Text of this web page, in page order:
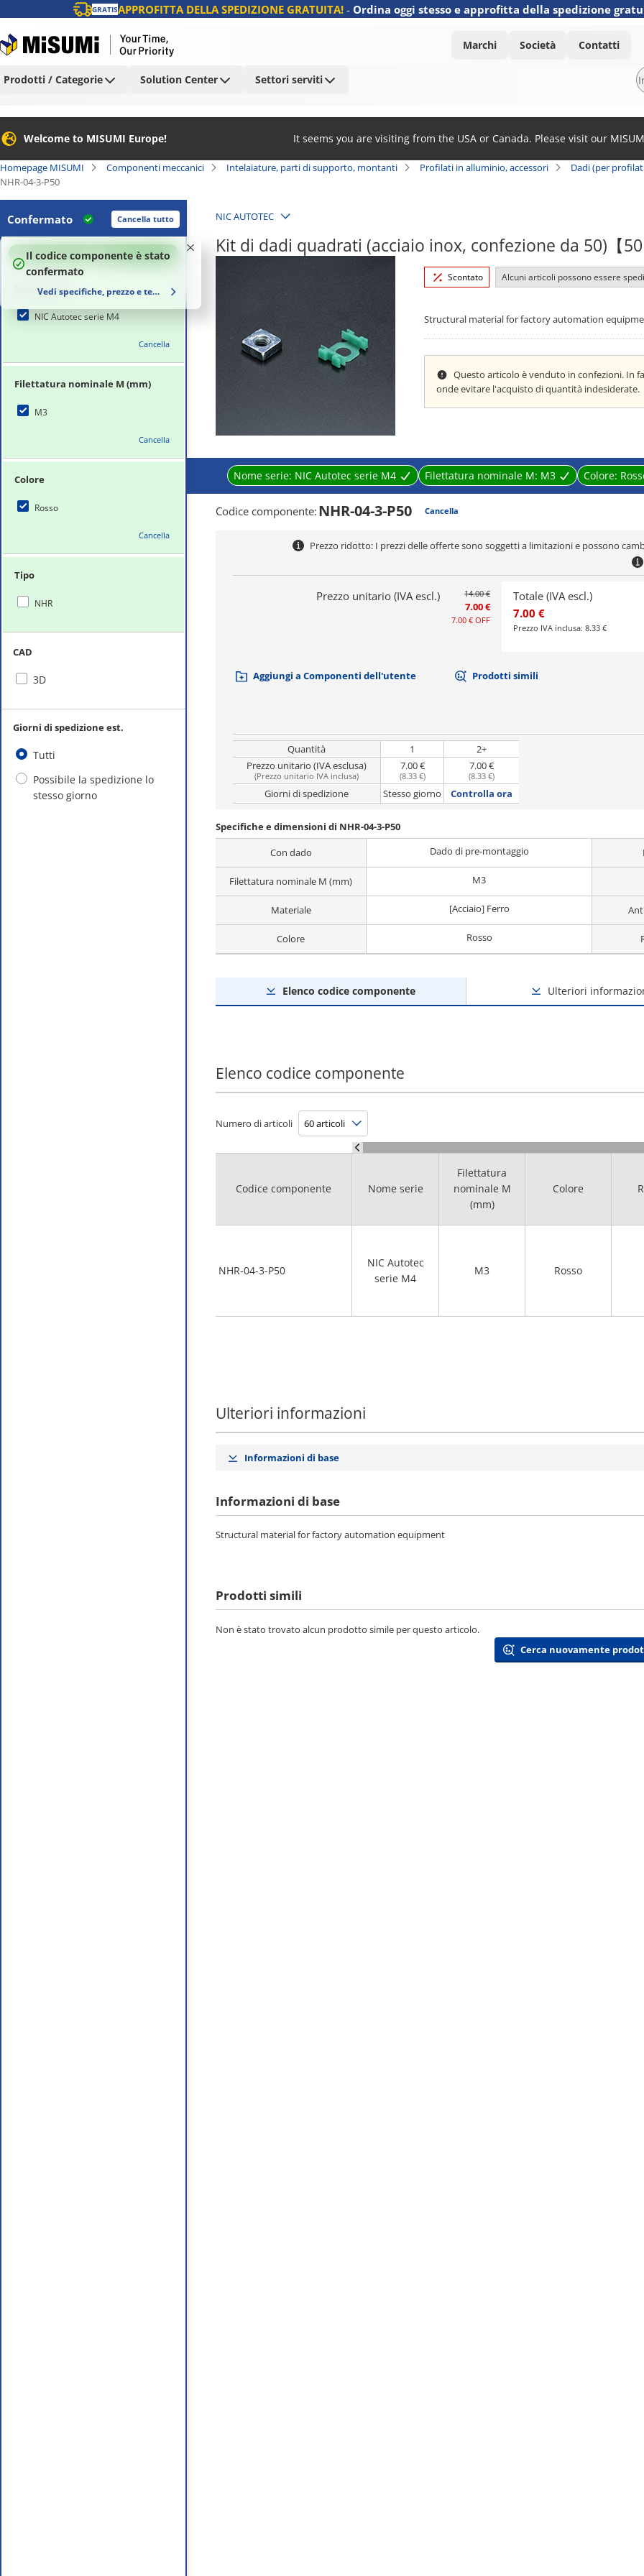
GRATISAPPROFITTA DELLA SPEDIZIONE GRATUITA! - Ordina oggi stesso e approfitta della spedizione
Marchi Società Contatti
Prodotti / Categorie Solution Center Settori serviti
Welcome to MISUMI Europe! It seems you are visiting from the USA or Canada. Please visit our
Homepage MISUMI Componenti meccanici Intelaiature, parti di supporto, montanti Profilati in alluminio, accessori Dadi (per
NHR-04-3-P50
Confermato Cancella tutto
100%
Il codice componente è stato
confermato
Vedi specifiche, prezzo e tempi di consegna
Nome serie
NIC Autotec serie M4
Cancella
Filettatura nominale M (mm)
M3
Cancella
Colore
Rosso
Cancella
Tipo
NHR
CAD
3D
Giorni di spedizione est.
Tutti
Possibile la spedizione lo
stesso giorno
NIC AUTOTEC
Kit di dadi quadrati (acciaio inox, confezione da 50)【50
Scontato Alcuni articoli possono essere
Structural material for factory automation
Questo articolo è venduto in confezioni. In
onde evitare l'acquisto di quantità indesiderate.
Nome serie: NIC Autotec serie M4 Filettatura nominale M: M3 Colore:
Codice componente: NHR-04-3-P50 Cancella
Prezzo ridotto: I prezzi delle offerte sono soggetti a limitazioni e possono
Prezzo unitario (IVA escl.) 14.00 €
7.00 €
7.00 € OFF
Totale (IVA escl.)
7.00 €
Prezzo IVA inclusa: 8.33 €
Aggiungi a Componenti dell'utente Prodotti simili
Quantità 1
2+
Prezzo unitario (IVA esclusa)
(Prezzo unitario IVA inclusa)
7.00 €
(8.33 €)
7.00 €
(8.33 €)
Giorni di spedizione Stesso giorno Controlla ora
Specifiche e dimensioni di NHR-04-3-P50
Con dado
Dado di pre-montaggio
Filettatura nominale M (mm) M3
Materiale [Acciaio] Ferro
Colore Rosso
Elenco codice componente Ulteriori
Elenco codice componente
Numero di articoli
Codice componente
NHR-04-3-P50
Nome serie
Filettatura
nominale M
(mm)
Colore
NIC Autotec
serie M4
M3 Rosso
Ulteriori informazioni
Informazioni di base
Informazioni di base
Structural material for factory automation equipment
Prodotti simili
Non è stato trovato alcun prodotto simile per questo articolo.
Cerca nuovamente